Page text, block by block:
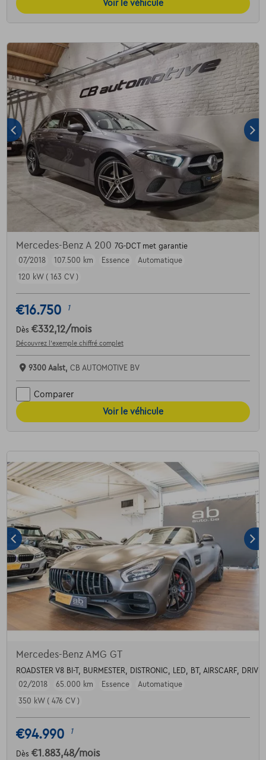
Voir le véhicule
Mercedes-Benz A 200 7G-DCT met garantie
07/2018
107.500 km Essence
Automatique
120 kW ( 163 CV )
€16.750 1
Dès €332,12/mois
Découvrez l’exemple chiffré complet
9300 Aalst, CB AUTOMOTIVE BV
Comparer
Voir le véhicule
Mercedes-Benz AMG GT
ROADSTER V8 BI-T, BURMESTER, DISTRONIC, LED, BT, AIRSCARF, DRIVE
02/2018
65.000 km Essence
Automatique
350 kW ( 476 CV )
€94.990 1
Dès €1.883,48/mois